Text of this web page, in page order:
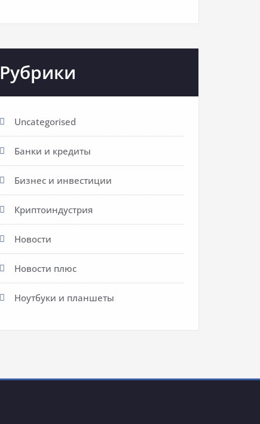
Рубрики
Uncategorised
Банки и кредиты
Бизнес и инвестиции
Криптоиндустрия
Новости
Новости плюс
Ноутбуки и планшеты